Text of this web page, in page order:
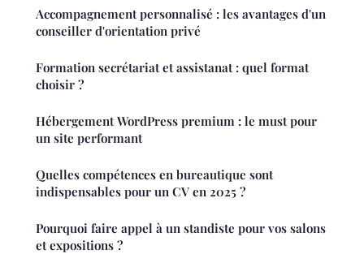
Accompagnement personnalisé : les avantages d'un
conseiller d'orientation privé
Formation secrétariat et assistanat : quel format
choisir ?
Hébergement WordPress premium : le must pour
un site performant
Quelles compétences en bureautique sont
indispensables pour un CV en 2025 ?
Pourquoi faire appel à un standiste pour vos salons
et expositions ?